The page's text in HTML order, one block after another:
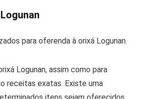
Logunan, assim como para
receitas exatas. Existe uma
itens sejam oferecidos